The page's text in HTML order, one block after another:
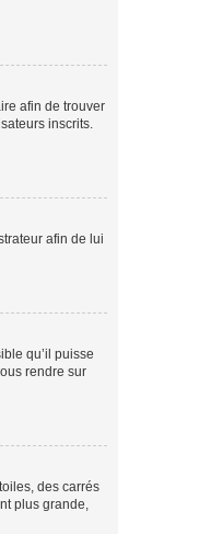
afin de trouver
inscrits.
afin de lui
qu’il puisse
rendre sur
des carrés
plus grande,